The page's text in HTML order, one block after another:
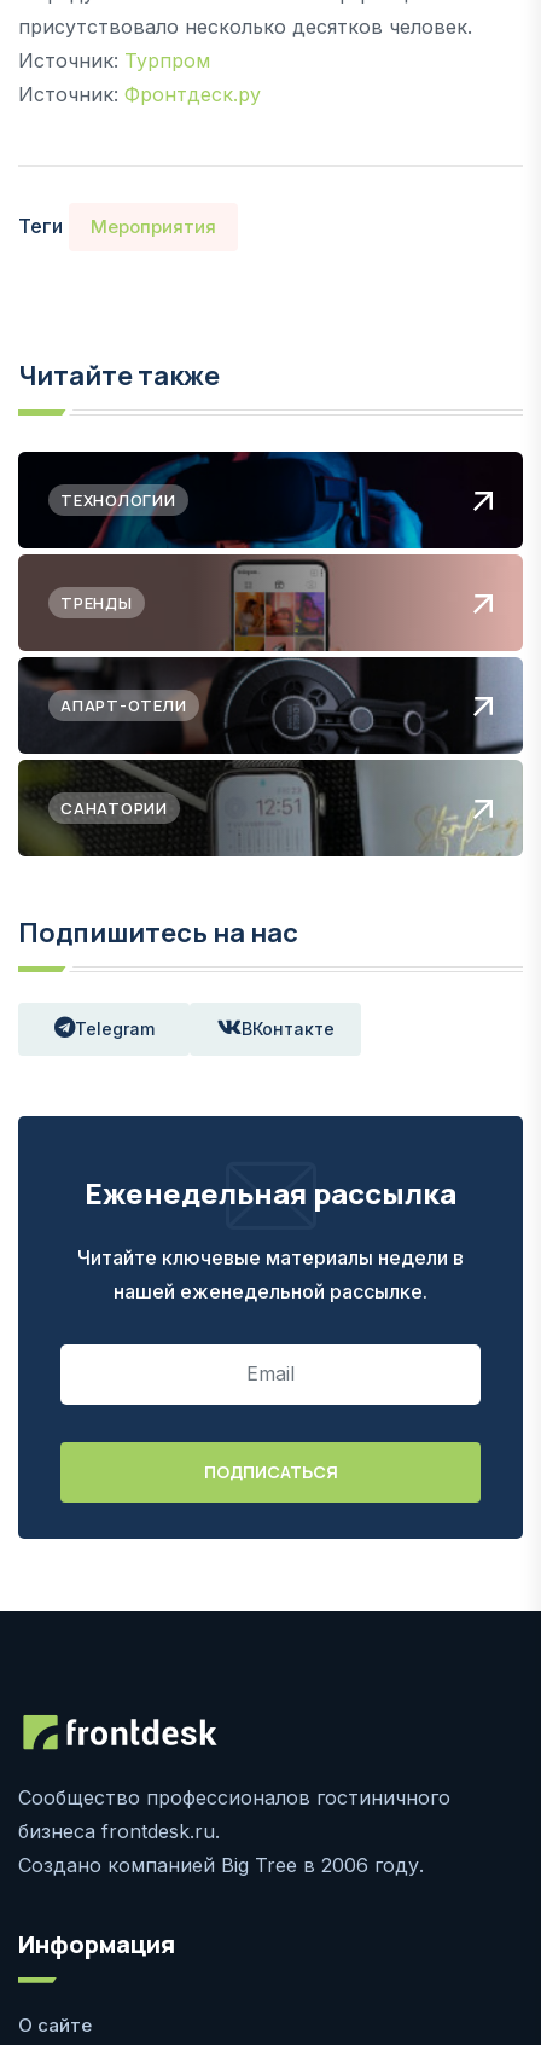
присутствовало несколько десятков человек.
Источник: Турпром
Источник: Фронтдеск.ру
Теги Мероприятия
Читайте также
ТЕХНОЛОГИИ
ТРЕНДЫ
АПАРТ-ОТЕЛИ
САНАТОРИИ
Подпишитесь на нас
Telegram ВКонтакте
Еженедельная рассылка
Читайте ключевые материалы недели в
нашей еженедельной рассылке.
Сообщество профессионалов гостиничного
бизнеса frontdesk.ru.
Создано компанией Big Tree в 2006 году.
Информация
О сайте